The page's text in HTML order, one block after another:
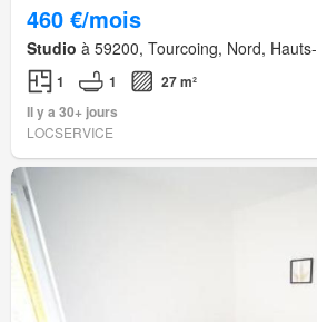
460 €/mois
Studio à 59200, Tourcoing, Nord,
1 1
27 m²
Il y a 30+ jours
LOCSERVICE